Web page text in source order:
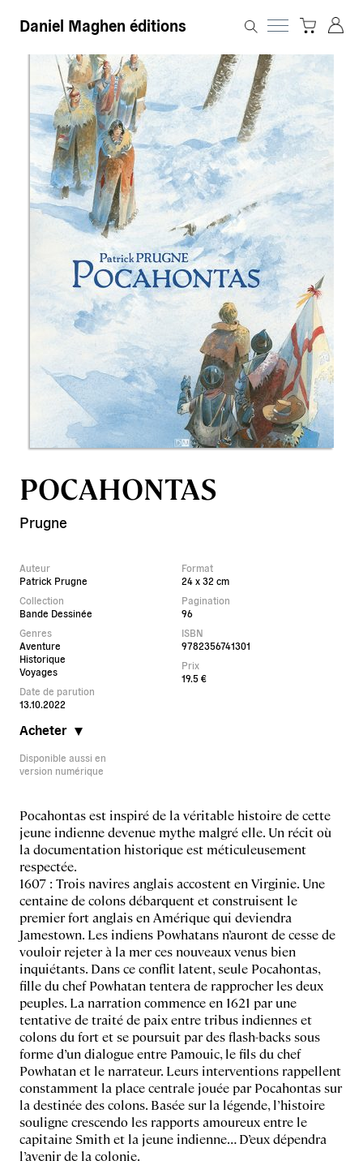
Daniel Maghen éditions
POCAHONTAS
Prugne
Auteur
Patrick Prugne
Collection
Bande Dessinée
Genres
Aventure
Historique
Voyages
Date de parution
13.10.2022
Acheter
Disponible aussi en
version numérique
Format
24 x 32 cm
Pagination
96
ISBN
9782356741301
Prix
19.5 €
Pocahontas est inspiré de la véritable histoire de cette
jeune indienne devenue mythe malgré elle. Un récit où
la documentation historique est méticuleusement
respectée.
1607 : Trois navires anglais accostent en Virginie. Une
centaine de colons débarquent et construisent le
premier fort anglais en Amérique qui deviendra
Jamestown. Les indiens Powhatans n’auront de cesse de
vouloir rejeter à la mer ces nouveaux venus bien
inquiétants. Dans ce conflit latent, seule Pocahontas,
fille du chef Powhatan tentera de rapprocher les deux
peuples. La narration commence en 1621 par une
tentative de traité de paix entre tribus indiennes et
colons du fort et se poursuit par des flash-backs sous
forme d’un dialogue entre Pamouic, le fils du chef
Powhatan et le narrateur. Leurs interventions rappellent
constamment la place centrale jouée par Pocahontas sur
la destinée des colons. Basée sur la légende, l’histoire
souligne crescendo les rapports amoureux entre le
capitaine Smith et la jeune indienne… D’eux dépendra
l’avenir de la colonie.